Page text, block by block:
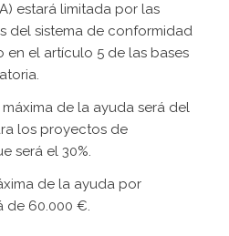
estará limitada por las
del sistema de conformidad
en el artículo 5 de las bases
de la ayuda será del
los proyectos de
será el 30%.
de la ayuda por
de 60.000 €.